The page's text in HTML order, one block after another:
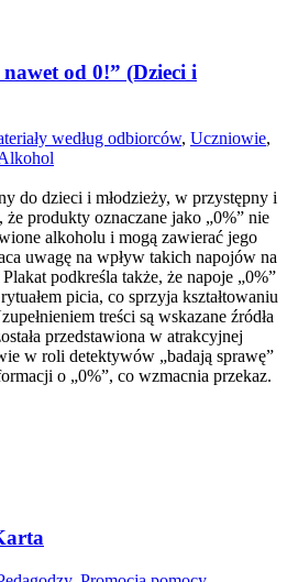
od 0!” (Dzieci i
według odbiorców, Uczniowie,
do dzieci i młodzieży, w przystępny i
że produkty oznaczane jako „0%” nie
alkoholu i mogą zawierać jego
uwagę na wpływ takich napojów na
podkreśla także, że napoje „0%”
picia, co sprzyja kształtowaniu
treści są wskazane źródła
przedstawiona w atrakcyjnej
w roli detektywów „badają sprawę”
o „0%”, co wzmacnia przekaz.